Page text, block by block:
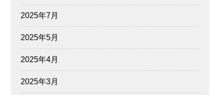
2025年7月
2025年5月
2025年4月
2025年3月